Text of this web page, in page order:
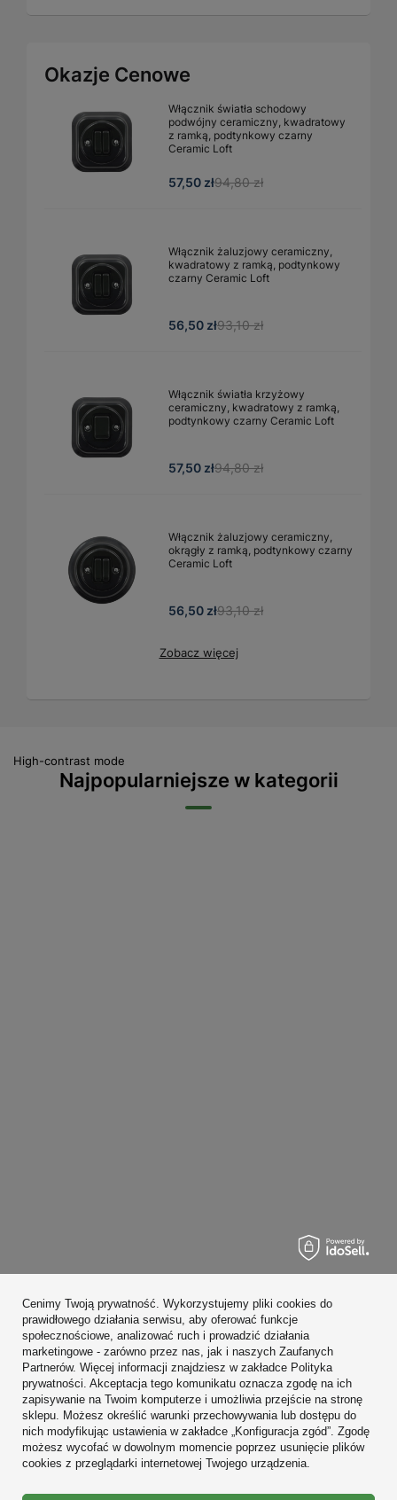
Okazje Cenowe
Włącznik światła schodowy
podwójny ceramiczny, kwadratowy
z ramką, podtynkowy czarny
Ceramic Loft
57,50 zł94,80 zł
Włącznik żaluzjowy ceramiczny,
kwadratowy z ramką, podtynkowy
czarny Ceramic Loft
56,50 zł93,10 zł
Włącznik światła krzyżowy
ceramiczny, kwadratowy z ramką,
podtynkowy czarny Ceramic Loft
57,50 zł94,80 zł
Włącznik żaluzjowy ceramiczny,
okrągły z ramką, podtynkowy czarny
Ceramic Loft
56,50 zł93,10 zł
Zobacz więcej
High-contrast mode
Najpopularniejsze w kategorii
Konto
Regulaminy
Zobacz również
W sklepie prezentujemy ceny brutto (z VAT).
Cenimy Twoją prywatność. Wykorzystujemy pliki cookies do
prawidłowego działania serwisu, aby oferować funkcje
społecznościowe, analizować ruch i prowadzić działania
marketingowe - zarówno przez nas, jak i naszych Zaufanych
Partnerów. Więcej informacji znajdziesz w zakładce Polityka
prywatności. Akceptacja tego komunikatu oznacza zgodę na ich
zapisywanie na Twoim komputerze i umożliwia przejście na stronę
sklepu. Możesz określić warunki przechowywania lub dostępu do
nich modyfikując ustawienia w zakładce „Konfiguracja zgód”. Zgodę
możesz wycofać w dowolnym momencie poprzez usunięcie plików
cookies z przeglądarki internetowej Twojego urządzenia.